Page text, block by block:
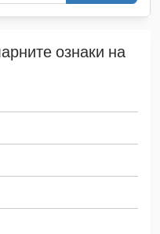
ознаки на